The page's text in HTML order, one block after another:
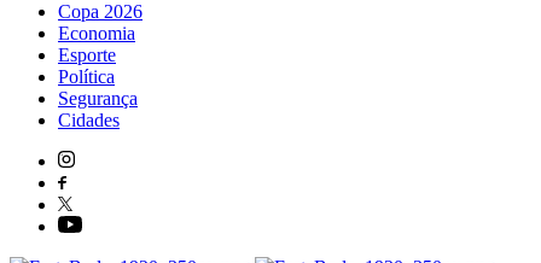
Copa 2026
Economia
Esporte
Política
Segurança
Cidades